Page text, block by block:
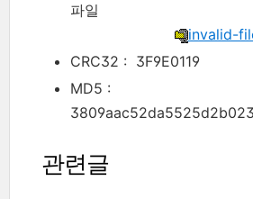
파일
invalid-
CRC32 : 3F9E0119
MD5 :
관련글